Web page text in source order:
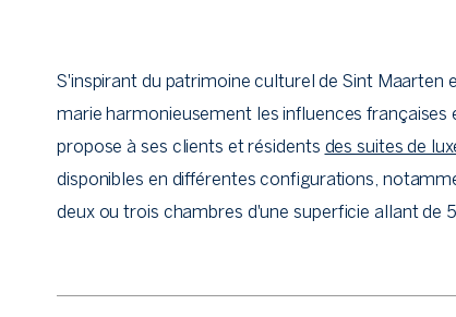
S'inspirant du patrimoine culturel de Sint Maarten
marie harmonieusement les influences françaises
propose à ses clients et résidents des suites de
disponibles en différentes configurations,
deux ou trois chambres d'une superficie allant de